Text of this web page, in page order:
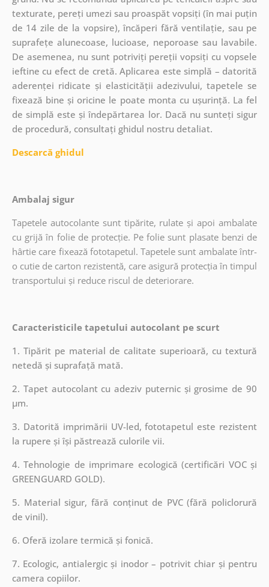
texturate, pereți umezi sau proaspăt vopsiți (în mai puțin
de 14 zile de la vopsire), încăperi fără ventilație, sau pe
suprafețe alunecoase, lucioase, neporoase sau lavabile.
De asemenea, nu sunt potriviți pereții vopsiți cu vopsele
ieftine cu efect de cretă. Aplicarea este simplă – datorită
aderenței ridicate și elasticității adezivului, tapetele se
fixează bine și oricine le poate monta cu ușurință. La fel
de simplă este și îndepărtarea lor. Dacă nu sunteți sigur
de procedură, consultați ghidul nostru detaliat.
Descarcă ghidul
Ambalaj sigur
Tapetele autocolante sunt tipărite, rulate și apoi ambalate
cu grijă în folie de protecție. Pe folie sunt plasate benzi de
hârtie care fixează fototapetul. Tapetele sunt ambalate într-
o cutie de carton rezistentă, care asigură protecția în timpul
transportului și reduce riscul de deteriorare.
Caracteristicile tapetului autocolant pe scurt
1. Tipărit pe material de calitate superioară, cu textură
netedă și suprafață mată.
2. Tapet autocolant cu adeziv puternic și grosime de 90
µm.
3. Datorită imprimării UV-led, fototapetul este rezistent
la rupere și își păstrează culorile vii.
4. Tehnologie de imprimare ecologică (certificări VOC și
GREENGUARD GOLD).
5. Material sigur, fără conținut de PVC (fără policlorură
de vinil).
6. Oferă izolare termică și fonică.
7. Ecologic, antialergic și inodor – potrivit chiar și pentru
camera copiilor.